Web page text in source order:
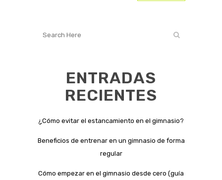
ENTRADAS
RECIENTES
¿Cómo evitar el estancamiento en el gimnasio?
Beneficios de entrenar en un gimnasio de forma
regular
Cómo empezar en el gimnasio desde cero (guía